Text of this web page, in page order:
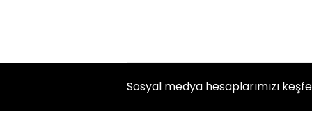
Sosyal medya hesaplarımızı